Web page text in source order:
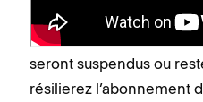
y accédez à partir de
site ne sera plus visible, et
seront suspendus ou
résilierez l’abonnement